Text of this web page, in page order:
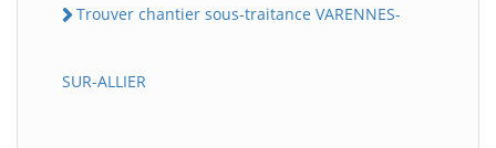
Trouver chantier sous-traitance VARENNES-
SUR-ALLIER